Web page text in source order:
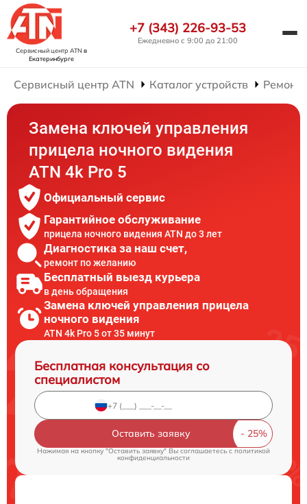
Сервисный центр ATN в
Екатеринбурге
+7 (343) 226-93-53
Ежедневно с 9:00 до 21:00
Сервисный центр ATN Каталог устройств Ремонт
Замена ключей управления
прицела ночного видения
ATN 4k Pro 5
Официальный сервис
Гарантийное обслуживание
прицела ночного видения ATN до 3 лет
Диагностика за наш счет,
ремонт по желанию
Бесплатный выезд курьера
в день обращения
Замена ключей управления прицела
ночного видения
ATN 4k Pro 5 от 35 минут
Бесплатная консультация со
специалистом
Оставить заявку
Нажимая на кнопку "Оставить заявку" Вы соглашаетесь cполитикой
конфиденциальности